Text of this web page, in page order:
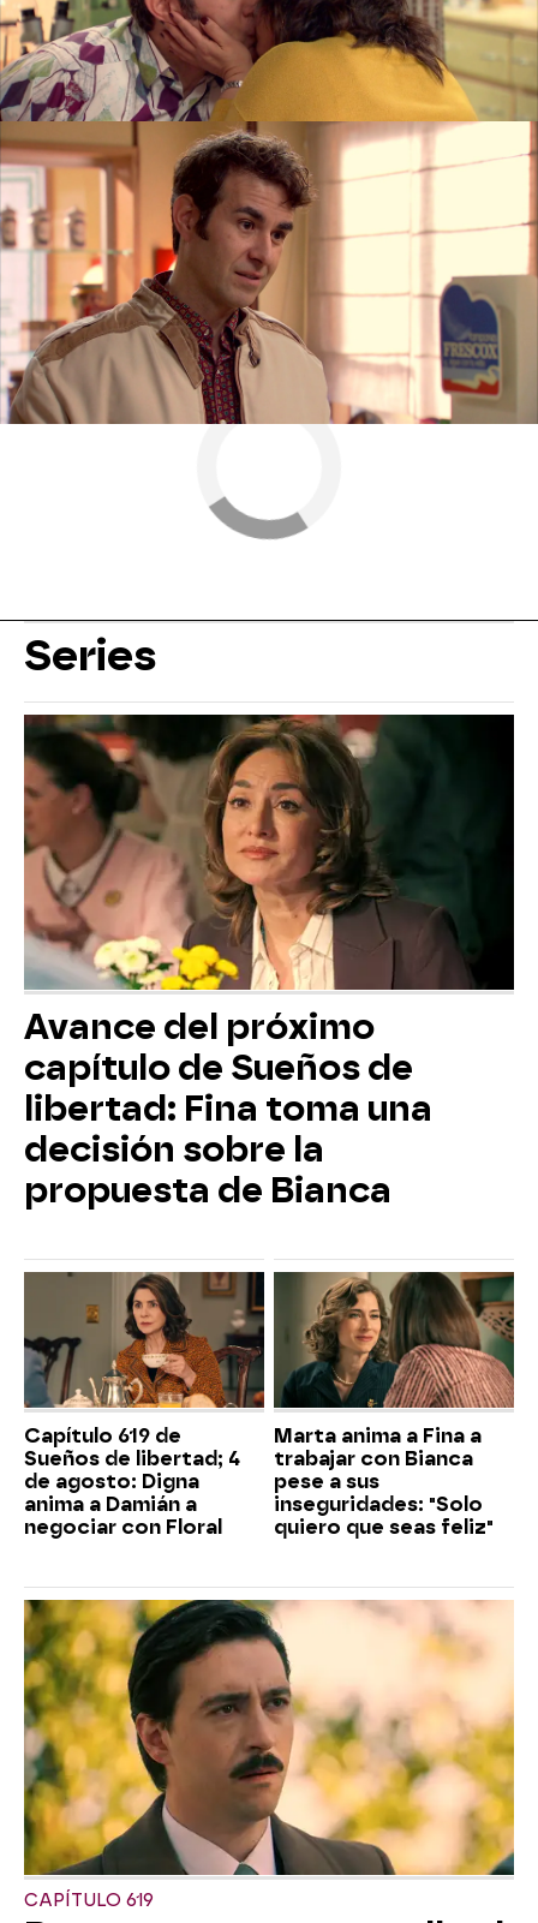
Entre los jóvenes saltan chispas, pero todavía
algunos miedos se imponen a toda costa. ¿Se
desprenderá Rocío de ellos y caerá en los brazos
de Hugo?
Rocío Morón Hugo Guerrero
Antena 3 » Series » Amar es para siempre » Momentos
Series
Avance del próximo
capítulo de Sueños de
libertad: Fina toma una
decisión sobre la
propuesta de Bianca
Capítulo 619 de
Sueños de libertad; 4
de agosto: Digna
anima a Damián a
negociar con Floral
Marta anima a Fina a
trabajar con Bianca
pese a sus
inseguridades: "Solo
quiero que seas feliz"
CAPÍTULO 619